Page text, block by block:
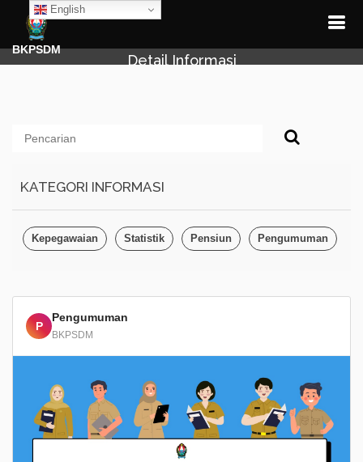
English
BKPSDM
Detail Informasi
KATEGORI INFORMASI
Kepegawaian Statistik Pensiun Pengumuman
P
Pengumuman
BKPSDM